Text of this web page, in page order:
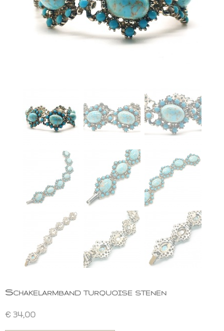
Schakelarmband turquoise stenen
€ 34,00